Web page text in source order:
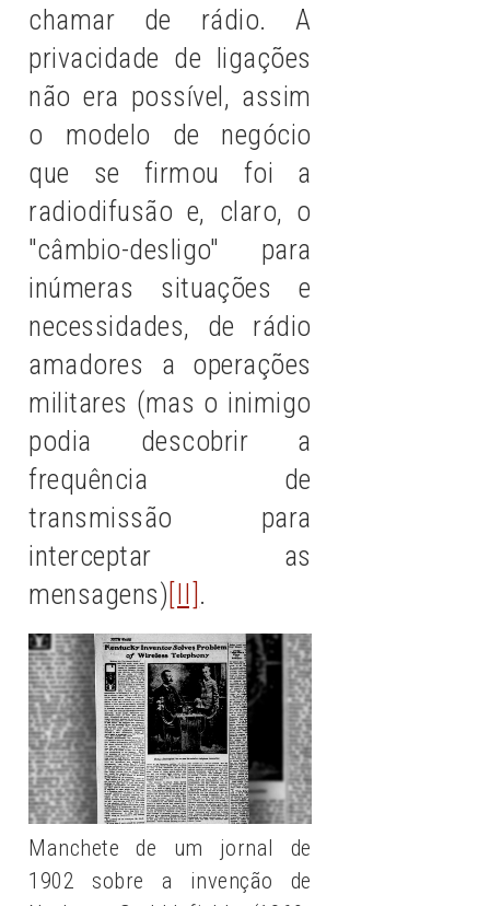
chamar de rádio. A
privacidade de ligações
não era possível, assim
o modelo de negócio
que se firmou foi a
radiodifusão e, claro, o
"câmbio-desligo" para
inúmeras situações e
necessidades, de rádio
amadores a operações
militares (mas o inimigo
podia descobrir a
frequência de
transmissão para
interceptar as
mensagens)[II].
Manchete de um jornal de
1902 sobre a invenção de